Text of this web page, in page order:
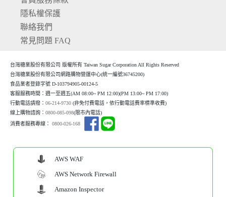
隱私權保護
聯絡我們
常見問題 FAQ
台灣糖業股份有限公司 版權所有 Taiwan Sugar Corporation All Rights Reserved
台灣糖業股份有限公司網路購物營運中心(統一編號36745200)
食品業者登錄字號 D-103794905-00124-5
客服服務時間：週一至週五(AM 08:00~ PM 12:00)(PM 13:00~ PM 17:00)
行動電話請撥：06-214-9730 (非免付費電話，依行動電話費率標準收費)
線上購物諮詢：0800-085-098(限市內電話)
消費者服務專線：0800-026-168
AWS WAF
AWS Network Firewall
Amazon Inspector